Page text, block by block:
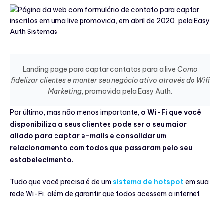
Landing page para captar contatos para a live Como
fidelizar clientes e manter seu negócio ativo através do Wifi
Marketing, promovida pela Easy Auth.
Por último, mas não menos importante, o Wi-Fi que você
disponibiliza a seus clientes pode ser o seu maior
aliado para captar e-mails e consolidar um
relacionamento com todos que passaram pelo seu
estabelecimento.
Tudo que você precisa é de um sistema de hotspot em sua
rede Wi-Fi, além de garantir que todos acessem a internet